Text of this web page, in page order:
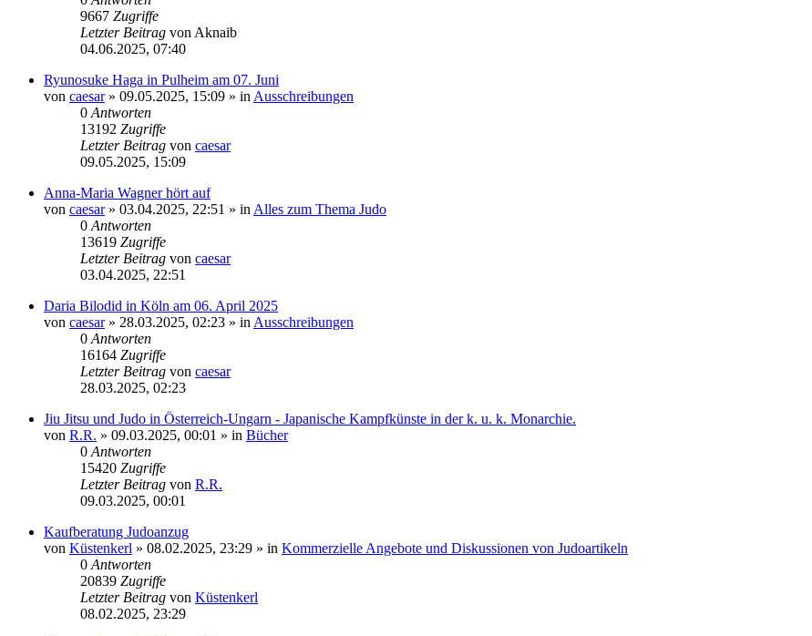
9667 Zugriffe
Letzter Beitrag von Aknaib
04.06.2025, 07:40
Ryunosuke Haga in Pulheim am 07. Juni
von caesar» 09.05.2025, 15:09 » in Ausschreibungen
0 Antworten
13192 Zugriffe
Letzter Beitrag von caesar
09.05.2025, 15:09
Anna-Maria Wagner hört auf
von caesar» 03.04.2025, 22:51 » in Alles zum Thema Judo
0 Antworten
13619 Zugriffe
Letzter Beitrag von caesar
03.04.2025, 22:51
Daria Bilodid in Köln am 06. April 2025
von caesar» 28.03.2025, 02:23 » in Ausschreibungen
0 Antworten
16164 Zugriffe
Letzter Beitrag von caesar
28.03.2025, 02:23
Jiu Jitsu und Judo in Österreich-Ungarn - Japanische Kampfkünste in der k. u. k. Monarchie.
von R.R. » 09.03.2025, 00:01 » in Bücher
0 Antworten
15420 Zugriffe
Letzter Beitrag von R.R.
09.03.2025, 00:01
Kaufberatung Judoanzug
von Küstenkerl » 08.02.2025, 23:29 » in Kommerzielle Angebote und Diskussionen von Judoartikeln
0 Antworten
20839 Zugriffe
Letzter Beitrag von Küstenkerl
08.02.2025, 23:29